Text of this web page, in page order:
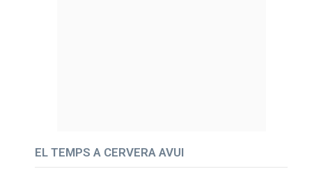
EL TEMPS A CERVERA AVUI